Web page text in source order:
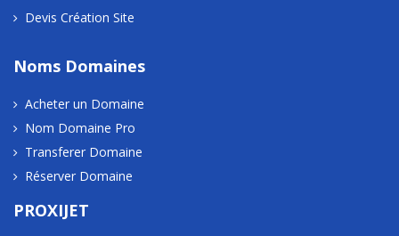
Devis Création Site
Noms Domaines
Acheter un Domaine
Nom Domaine Pro
Transferer Domaine
Réserver Domaine
PROXIJET